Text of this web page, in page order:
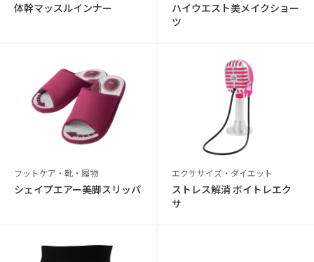
体幹マッスルインナー
ハイウエスト美メイクショー
ツ
フットケア・靴・履物
シェイプエアー美脚スリッパ
エクササイズ・ダイエット
ストレス解消 ボイトレエク
サ